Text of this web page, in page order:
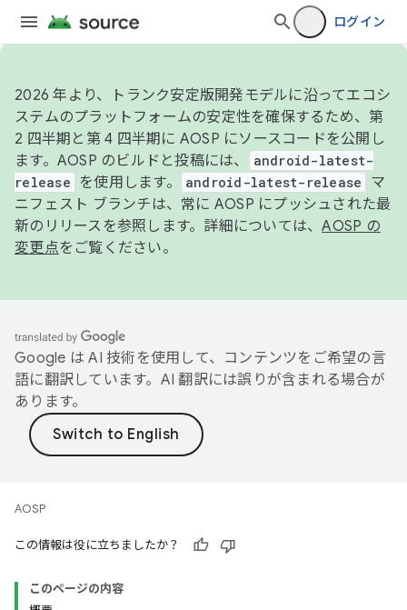
ログイン
2026 年より、トランク安定版開発モデルに沿ってエコシ
ステムのプラットフォームの安定性を確保するため、第
2 四半期と第 4 四半期に AOSP にソースコードを公開し
ます。AOSP のビルドと投稿には、
android-latest-
release
を使用します。 android-latest-release
マ
ニフェスト ブランチは、常に AOSP にプッシュされた最
新のリリースを参照します。詳細については、AOSP の
変更点をご覧ください。
Google は AI 技術を使用して、コンテンツをご希望の言
語に翻訳しています。AI 翻訳には誤りが含まれる場合が
あります。
AOSP
この情報は役に立ちましたか？
このページの内容